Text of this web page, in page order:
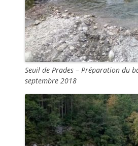
Seuil de Prades – Préparation du
septembre 2018